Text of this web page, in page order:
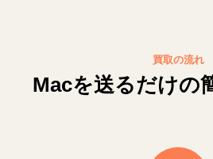
買取の流れ
Macを送るだけの